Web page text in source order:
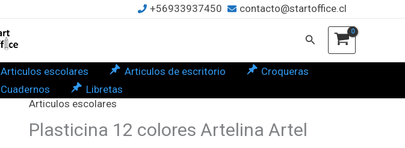
+56933937450 contacto@startoffice.cl
Buscar
Articulos escolares Articulos de escritorio
Croqueras
Cuadernos
Libretas
Articulos escolares
Plasticina 12 colores Artelina Artel
Plasticina
12
colores
Artelina